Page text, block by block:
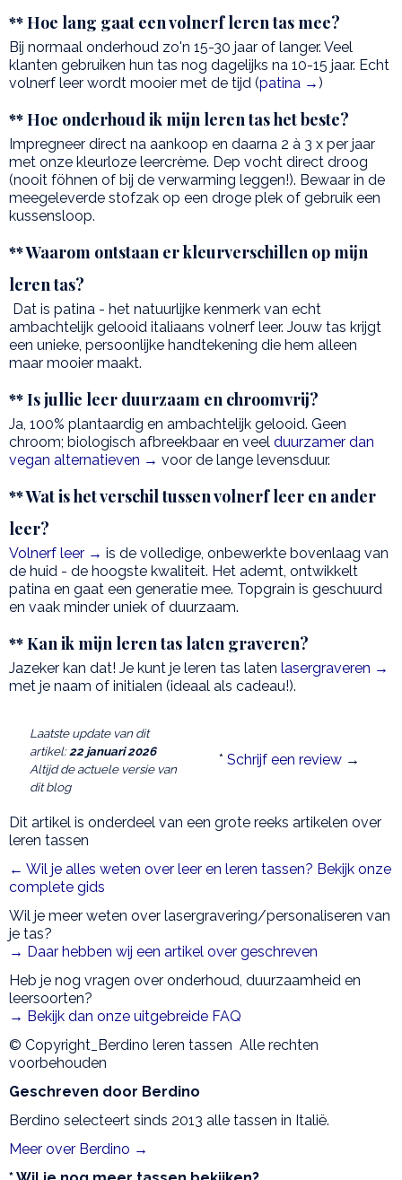
** Hoe lang gaat een volnerf leren tas mee?
Bij normaal onderhoud zo'n 15-30 jaar of langer. Veel
klanten gebruiken hun tas nog dagelijks na 10-15 jaar. Echt
volnerf leer wordt mooier met de tijd (patina → )
** Hoe onderhoud ik mijn leren tas het beste?
Impregneer direct na aankoop en daarna 2 à 3 x per jaar
met onze kleurloze leercrème. Dep vocht direct droog
(nooit föhnen of bij de verwarming leggen!). Bewaar in de
meegeleverde stofzak op een droge plek of gebruik een
kussensloop.
** Waarom ontstaan er kleurverschillen op mijn
leren tas?
Dat is patina - het natuurlijke kenmerk van echt
ambachtelijk gelooid italiaans volnerf leer. Jouw tas krijgt
een unieke, persoonlijke handtekening die hem alleen
maar mooier maakt.
** Is jullie leer duurzaam en chroomvrij?
Ja, 100% plantaardig en ambachtelijk gelooid. Geen
chroom; biologisch afbreekbaar en veel duurzamer dan
vegan alternatieven → voor de lange levensduur.
** Wat is het verschil tussen volnerf leer en ander
leer?
Volnerf leer → is de volledige, onbewerkte bovenlaag van
de huid - de hoogste kwaliteit. Het ademt, ontwikkelt
patina en gaat een generatie mee. Topgrain is geschuurd
en vaak minder uniek of duurzaam.
** Kan ik mijn leren tas laten graveren?
Jazeker kan dat! Je kunt je leren tas laten lasergraveren →
met je naam of initialen (ideaal als cadeau!).
Laatste update van dit
artikel:22 januari 2026
Altijd de actuele versie van
dit blog
* Schrijf een review →
Dit artikel is onderdeel van een grote reeks artikelen over
leren tassen
← Wil je alles weten over leer en leren tassen? Bekijk onze
complete gids
Wil je meer weten over lasergravering/personaliseren van
je tas?
→ Daar hebben wij een artikel over geschreven
Heb je nog vragen over onderhoud, duurzaamheid en
leersoorten?
→ Bekijk dan onze uitgebreide FAQ
© Copyright_Berdino leren tassen Alle rechten
voorbehouden
Geschreven door Berdino
Berdino selecteert sinds 2013 alle tassen in Italië.
Meer over Berdino →